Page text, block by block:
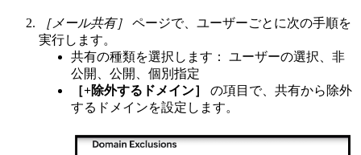
［メール共有］ ページで、ユーザーごとに次の手順を
実行します。
共有の種類を選択します： ユーザーの選択、非
公開、公開、個別指定
［+除外するドメイン］ の項目で、共有から除外
するドメインを設定します。